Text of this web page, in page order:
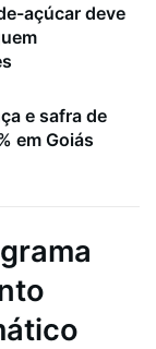
açúcar deve
e safra de
em Goiás